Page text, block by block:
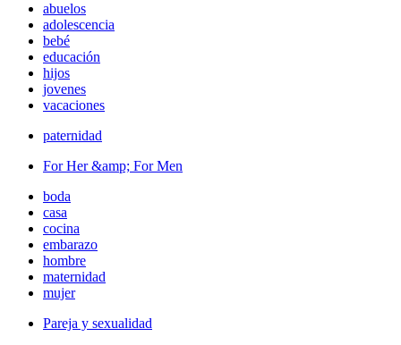
abuelos
adolescencia
bebé
educación
hijos
jovenes
vacaciones
paternidad
For Her &amp; For Men
boda
casa
cocina
embarazo
hombre
maternidad
mujer
Pareja y sexualidad